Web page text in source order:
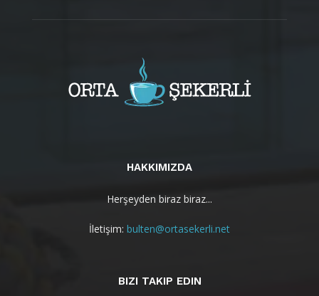
HAKKIMIZDA
Herşeyden biraz biraz...
İletişim: bulten@ortasekerli.net
BIZI TAKIP EDIN